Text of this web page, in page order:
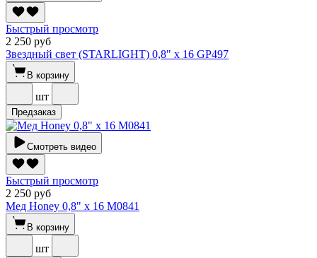
Быстрый просмотр
2 250 руб
Звездный свет (STARLIGHT) 0,8" х 16 GP497
В корзину
шт
Предзаказ
Смотреть видео
Быстрый просмотр
2 250 руб
Мед Honey 0,8" х 16 M0841
В корзину
шт